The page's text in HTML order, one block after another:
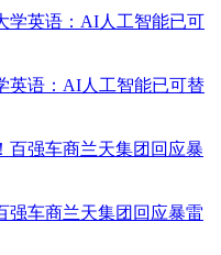
英语：AI人工智能已可替
强车商兰天集团回应暴雷